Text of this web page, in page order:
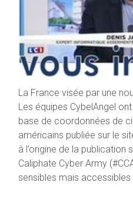
La France visée par une
Les équipes CybelAngel
base de coordonnées de
américains publiée sur le
à l’origine de la publication
Caliphate Cyber Army
sensibles mais